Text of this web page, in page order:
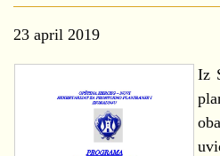
23 april 2019
Iz